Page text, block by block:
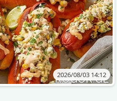
2026/08/03 14:12